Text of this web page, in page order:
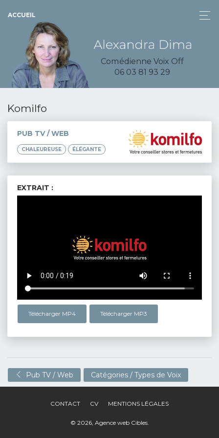
ACCUEIL
Comédienne Voix Off
06 03 81 93 29
Komilfo
PUB TV / WEB
CHALEUREUSE ÉLÉGANTE
EXTRAIT :
Télécharger MP4 Télécharger MP3
Pub TV / Web Catégories / Types de Voix
CONTACT CV MENTIONS LÉGALES
© 2026, Agence web Cibles.